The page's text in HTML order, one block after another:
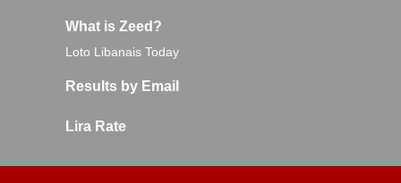
What is Zeed?
Loto Libanais Today
Results by Email
Lira Rate